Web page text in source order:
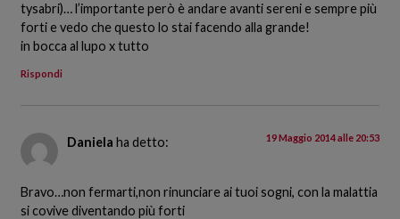
tysabri)… l’importante però è andare avanti sereni e sempre più
forti e vedo che questo lo stai facendo alla grande!
in bocca al lupo x tutto
Rispondi
Daniela ha detto: 19 Maggio 2014 alle 20:53
Bravo…non fermarti,non rinunciare ai tuoi sogni, con la malattia
si covive diventando più forti